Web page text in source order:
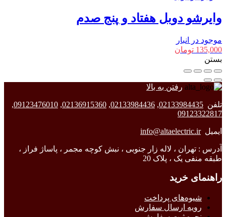
وایرشو دوبل هفتاد و پنج صدم
موجود در انبار
135,000 تومان
بستن
رفتن به بالا
تلفن 02133984435
,
02133984436
,
02136915360
,
09123476010
,
09123322817
ایمیلinfo@altaelectric.ir
آدرس : تهران ، لاله زار جنوبی ، نبش کوچه مجمر ، پاساژ فراز ،
طبقه منفی یک ، پلاک 20
راهنمای خرید
شیوه‌های پرداخت
رویه ارسال سفارش